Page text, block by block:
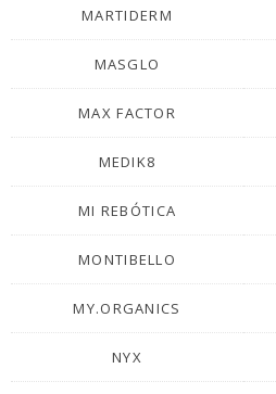
MARTIDERM
MASGLO
MAX FACTOR
MEDIK8
MI REBÓTICA
MONTIBELLO
MY.ORGANICS
NYX